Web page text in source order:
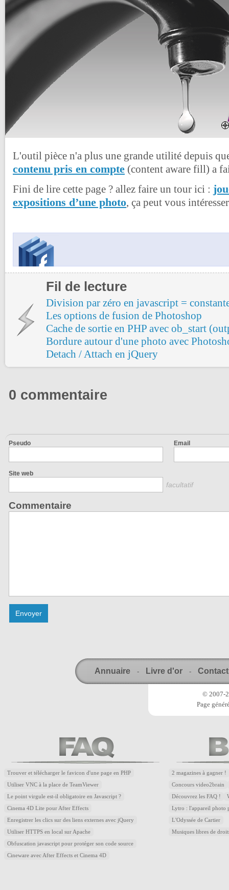
L'outil pièce n'a plus une grande utilité depuis
contenu pris en compte (content aware fill) a
Fini de lire cette page ? allez faire un tour ici :
expositions d’une photo, ça peut vous
Fil de lecture
Division par zéro en javascript =
Les options de fusion de Photoshop
Cache de sortie en PHP avec ob_start
Bordure autour d'une photo avec
Detach / Attach en jQuery
0 commentaire
Pseudo Email
Site web
facultatif
Commentaire
Annuaire - Livre d'or - Contact
© 2007-
Page
Trouver et télécharger le favicon d'une page en PHP
Utiliser VNC à la place de TeamViewer
Le point virgule est-il obligatoire en Javascript ?
Cinema 4D Lite pour After Effects
Enregistrer les clics sur des liens externes avec jQuery
Utiliser HTTPS en local sur Apache
Obfuscation javascript pour protéger son code source
Cineware avec After Effects et Cinema 4D
2 magazines à gagner !
Concours video2brain
Découvrez les FAQ !
Lytro : l'appareil photo
L'Odyssée de Cartier
Musiques libres de